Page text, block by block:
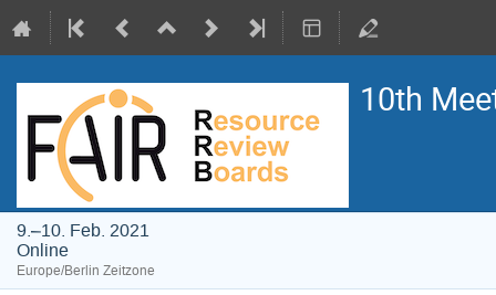
10th
9.–10. Feb. 2021
Online
Europe/Berlin Zeitzone